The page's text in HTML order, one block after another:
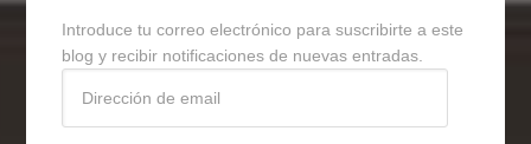
Introduce tu correo electrónico para suscribirte a este
blog y recibir notificaciones de nuevas entradas.
email